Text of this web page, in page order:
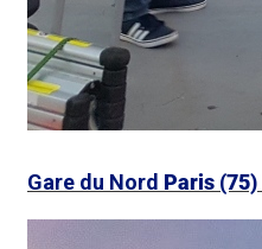
Gare du Nord Paris (75)